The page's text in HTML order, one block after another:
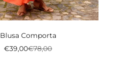
Blusa Comporta
Preço promocional
€39,00Preço normal
€78,00